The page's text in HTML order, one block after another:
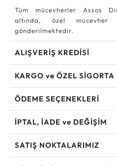
Tüm mücevherler Assos
altında, özel mücevher
gönderilmektedir.
ALIŞVERİŞ KREDİSİ
KARGO ve ÖZEL SİGORTA
ÖDEME SEÇENEKLERİ
İPTAL, İADE ve DEĞİŞİM
SATIŞ NOKTALARIMIZ